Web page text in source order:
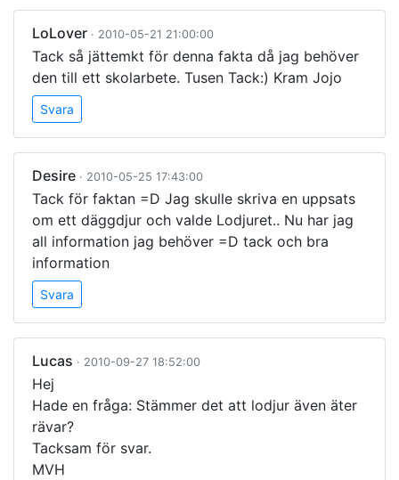
LoLover · 2010-05-21 21:00:00
Tack så jättemkt för denna fakta då jag behöver
den till ett skolarbete. Tusen Tack:) Kram Jojo
Svara
Desire · 2010-05-25 17:43:00
Tack för faktan =D Jag skulle skriva en uppsats
om ett däggdjur och valde Lodjuret.. Nu har jag
all information jag behöver =D tack och bra
information
Svara
Lucas · 2010-09-27 18:52:00
Hej
Hade en fråga: Stämmer det att lodjur även äter
rävar?
Tacksam för svar.
MVH